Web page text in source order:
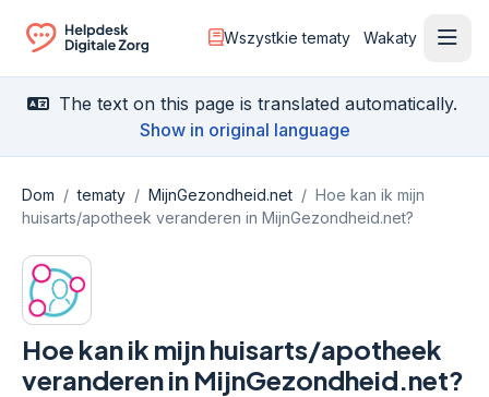
Ga naar de homepagina
Wszystkie tematy Wakaty
The text on this page is translated automatically.
Show in original language
Dom / tematy / MijnGezondheid.net / Hoe kan ik mijn
huisarts/apotheek veranderen in MijnGezondheid.net?
Hoe kan ik mijn huisarts/apotheek
veranderen in MijnGezondheid.net?